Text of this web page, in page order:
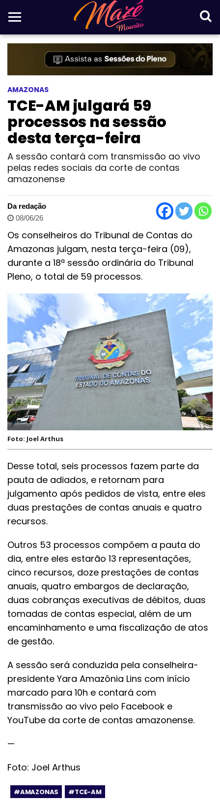
AMAZONAS
TCE-AM julgará 59
processos na sessão
desta terça-feira
A sessão contará com transmissão ao vivo
pelas redes sociais da corte de contas
amazonense
Da redação
08/06/26
Os conselheiros do Tribunal de Contas do
Amazonas julgam, nesta terça-feira (09),
durante a 18ª sessão ordinária do Tribunal
Pleno, o total de 59 processos.
Foto: Joel Arthus
Desse total, seis processos fazem parte da
pauta de adiados, e retornam para
julgamento após pedidos de vista, entre eles
duas prestações de contas anuais e quatro
recursos.
Outros 53 processos compõem a pauta do
dia, entre eles estarão 13 representações,
cinco recursos, doze prestações de contas
anuais, quatro embargos de declaração,
duas cobranças executivas de débitos, duas
tomadas de contas especial, além de um
encaminhamento e uma fiscalização de atos
de gestão.
A sessão será conduzida pela conselheira-
presidente Yara Amazônia Lins com início
marcado para 10h e contará com
transmissão ao vivo pelo Facebook e
YouTube da corte de contas amazonense.
—
Foto: Joel Arthus
#AMAZONAS #TCE-AM